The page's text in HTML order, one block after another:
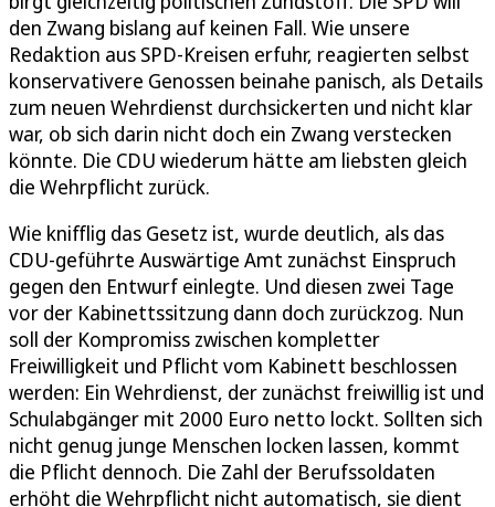
den Zwang bislang auf keinen Fall. Wie unsere
Redaktion aus SPD-Kreisen erfuhr, reagierten selbst
konservativere Genossen beinahe panisch, als Details
zum neuen Wehrdienst durchsickerten und nicht klar
war, ob sich darin nicht doch ein Zwang verstecken
könnte. Die CDU wiederum hätte am liebsten gleich
die Wehrpflicht zurück.
Wie knifflig das Gesetz ist, wurde deutlich, als das
CDU-geführte Auswärtige Amt zunächst Einspruch
gegen den Entwurf einlegte. Und diesen zwei Tage
vor der Kabinettssitzung dann doch zurückzog. Nun
soll der Kompromiss zwischen kompletter
Freiwilligkeit und Pflicht vom Kabinett beschlossen
werden: Ein Wehrdienst, der zunächst freiwillig ist und
Schulabgänger mit 2000 Euro netto lockt. Sollten sich
nicht genug junge Menschen locken lassen, kommt
die Pflicht dennoch. Die Zahl der Berufssoldaten
erhöht die Wehrpflicht nicht automatisch, sie dient